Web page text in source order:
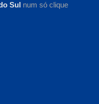
Sul num só clique